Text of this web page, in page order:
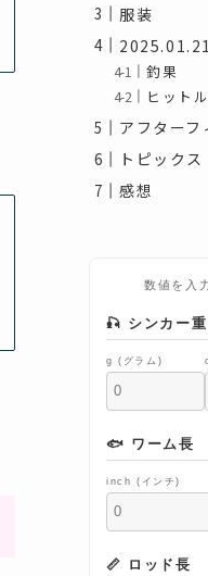
服装
釣果
ヒット
アフターフ
トピックス
感想
数値を入
🎣 シンカー重
g (グラム)
🐟 ワーム長
inch (インチ)
📏 ロッド長